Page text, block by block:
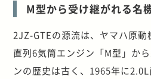
M型から受け継がれる名
2JZ-GTEの源流は、ヤマハ原
直列6気筒エンジン「M型」か
ンの歴史は古く、1965年に